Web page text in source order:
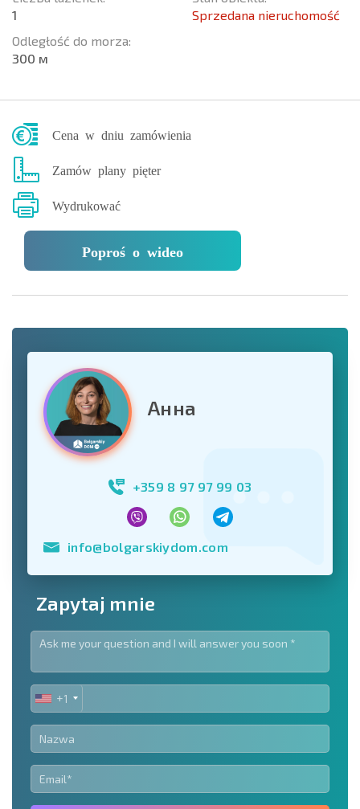
1
Odległość do morza:
300 м
Sprzedana nieruchomość
Cena w dniu zamówienia
Zamów plany pięter
Wydrukować
Poproś o wideo
Анна
+359 8 97 97 99 03
info@bolgarskiydom.com
Zapytaj mnie
UNITED
STATES
+1
+1